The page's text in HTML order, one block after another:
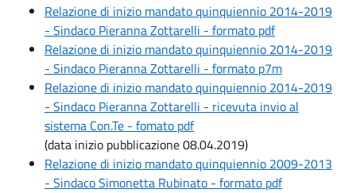
Relazione di inizio mandato quinquiennio 2014-2019
- Sindaco Pieranna Zottarelli - formato pdf
Relazione di inizio mandato quinquiennio 2014-2019
- Sindaco Pieranna Zottarelli - formato p7m
Relazione di inizio mandato quinquiennio 2014-2019
- Sindaco Pieranna Zottarelli - ricevuta invio al
sistema Con.Te - fomato pdf
(data inizio pubblicazione 08.04.2019)
Relazione di inizio mandato quinquiennio 2009-2013
- Sindaco Simonetta Rubinato - formato pdf